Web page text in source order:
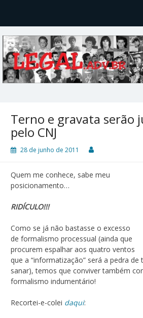
Terno e gravata serão
pelo CNJ
28 de junho de 2011
Quem me conhece, sabe meu
posicionamento…
RIDÍCULO!!!
Como se já não bastasse o excesso
de formalismo processual (ainda que
procurem espalhar aos quatro ventos
que a “informatização” será a pedra
sanar), temos que conviver também
formalismo indumentário!
Recortei-e-colei daqui: